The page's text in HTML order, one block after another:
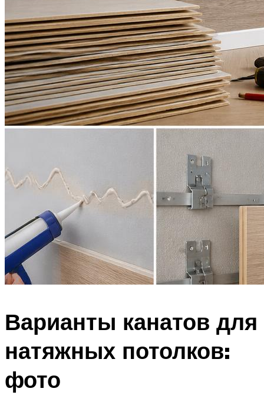
Варианты канатов для
натяжных потолков:
фото